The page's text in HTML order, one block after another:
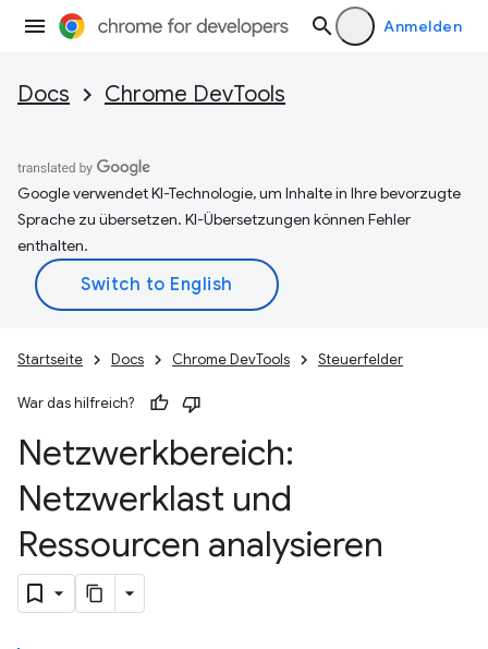
Anmelden
Docs Chrome DevTools
Google verwendet KI-Technologie, um Inhalte in Ihre bevorzugte
Sprache zu übersetzen. KI-Übersetzungen können Fehler
enthalten.
Startseite Docs Chrome DevTools Steuerfelder
War das hilfreich?
Netzwerkbereich:
Netzwerklast und
Ressourcen analysieren